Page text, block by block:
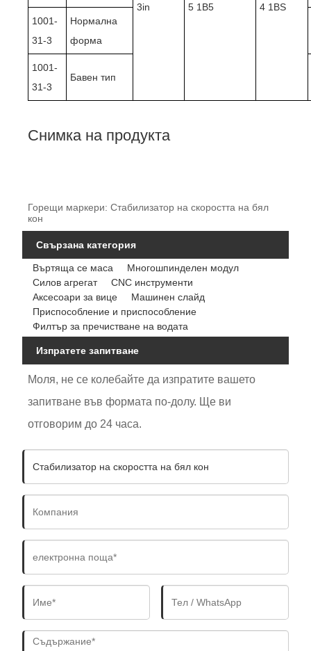
3in 5 1B5 4 1BS
1001-
31-3
Нормална
форма
1001-
31-3
Бавен тип
Снимка на продукта
Горещи маркери: Стабилизатор на скоростта на бял
кон
Свързана категория
Въртяща се маса
Многошпинделен модул
Силов агрегат
CNC инструменти
Аксесоари за вице
Машинен слайд
Приспособление и приспособление
Филтър за пречистване на водата
Изпратете запитване
Моля, не се колебайте да изпратите вашето
запитване във формата по-долу. Ще ви
отговорим до 24 часа.